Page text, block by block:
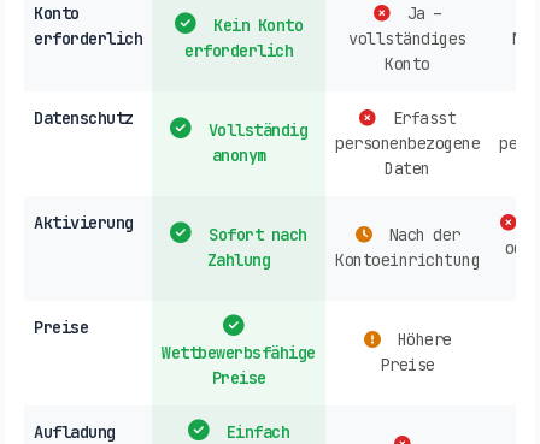
Konto
erforderlich
Kein Konto
erforderlich
Ja –
vollständiges
Konto
Datenschutz
Vollständig
anonym
Erfasst
personenbezogene
Daten
Aktivierung
Sofort nach
Zahlung
Nach der
Kontoeinrichtung
Preise
Wettbewerbsfähige
Preise
Höhere
Preise
Aufladung
Einfach